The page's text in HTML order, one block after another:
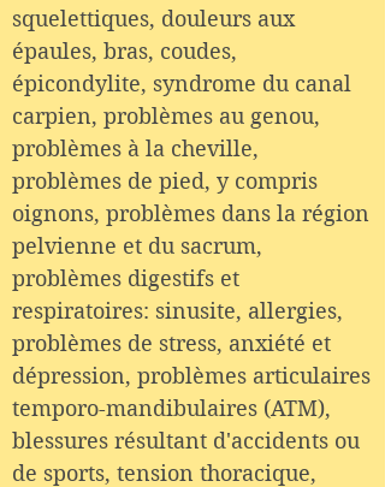
squelettiques, douleurs aux
épaules, bras, coudes,
épicondylite, syndrome du canal
carpien, problèmes au genou,
problèmes à la cheville,
problèmes de pied, y compris
oignons, problèmes dans la région
pelvienne et du sacrum,
problèmes digestifs et
respiratoires: sinusite, allergies,
problèmes de stress, anxiété et
dépression, problèmes articulaires
temporo-mandibulaires (ATM),
blessures résultant d'accidents ou
de sports, tension thoracique,